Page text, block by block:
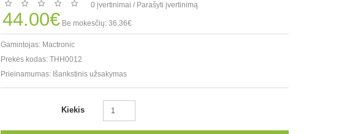
0 įvertinimai / Parašyti įvertinimą
44.00€ Be mokesčių: 36.36€
Gamintojas: Mactronic
Prekės kodas: THH0012
Prieinamumas: Išankstinis užsakymas
Kiekis